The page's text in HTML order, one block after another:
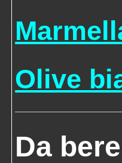
Olive
Da bere